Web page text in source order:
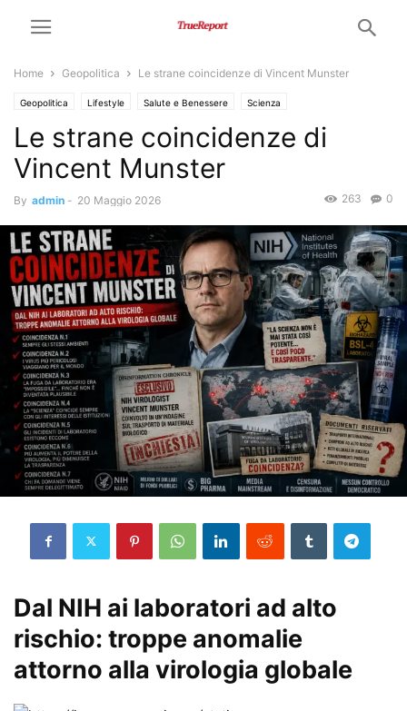
Home Geopolitica Le strane coincidenze di Vincent Munster
Geopolitica Lifestyle Salute e Benessere Scienza
Le strane coincidenze di
Vincent Munster
By admin - 20 Maggio 2026 0
263
Dal NIH ai laboratori ad alto
rischio: troppe anomalie
attorno alla virologia globale